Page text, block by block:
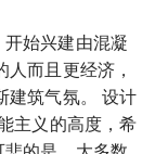
始兴建由混凝
而且更经济，
建筑气氛。 设计
主义的高度，希